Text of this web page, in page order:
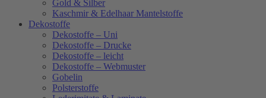
Gold & Silber
Kaschmir & Edelhaar Mantelstoffe
Dekostoffe
Dekostoffe – Uni
Dekostoffe – Drucke
Dekostoffe – leicht
Dekostoffe – Webmuster
Gobelin
Polsterstoffe